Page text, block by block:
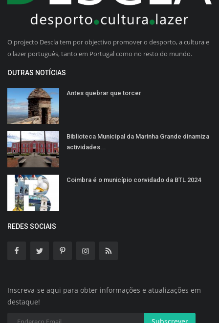
O projecto Descla tem por objectivo promover o desporto, a cultura e
o lazer português, tanto em Portugal como no resto do mundo.
OUTRAS NOTÍCIAS
Antes quebrar que torcer
Biblioteca Municipal da Marinha Grande dinamiza
actividades...
Coimbra é o município convidado da BTL 2024
REDES SOCIAIS
Inscreva-se aqui para obter informações e atualizações em
destaque!